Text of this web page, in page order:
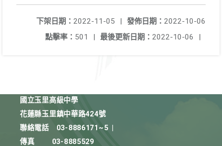
發佈日期： 2022-10-06
下架日期： 2022-11-05
|
最後更新日期： 2022-10-06 |
點擊率： 501 |
國立玉里高級中學
花蓮縣玉里鎮中華路424號
聯絡電話
03-8886171~5
傳真
03-8885529